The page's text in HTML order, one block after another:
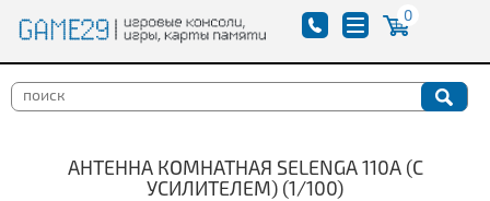
0
АНТЕННА КОМНАТНАЯ SELENGA 110A (С
УСИЛИТЕЛЕМ) (1/100)